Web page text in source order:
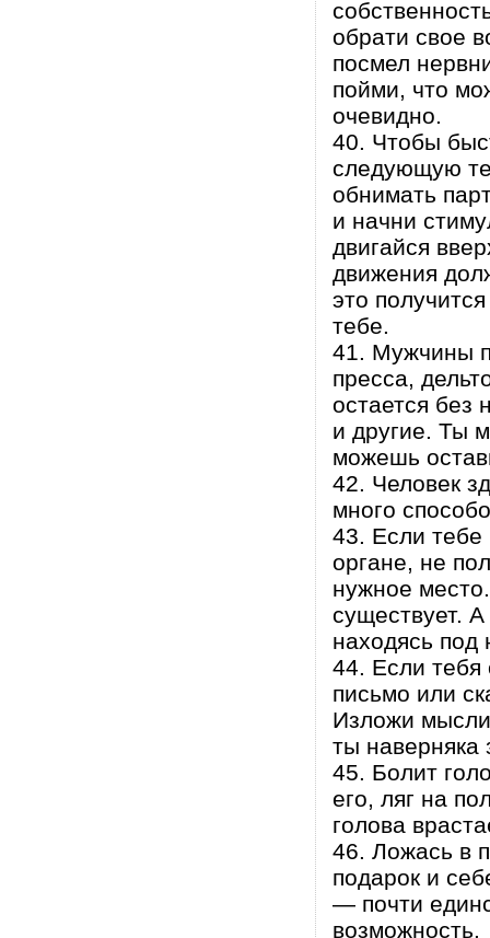
обрати свое
посмел
пойми, что
очевидно.
40. Чтобы
следующую
обнимать
и начни
двигайся
движения
это
тебе.
41. Мужчины
пресса,
остается
и другие. Ты
можешь
42. Человек
много
43. Если тебе
органе, не
нужное
существует.
находясь под
44. Если тебя
письмо или
Изложи
ты наверняка
45. Болит
его, ляг на
голова
46. Ложась в
подарок и
— почти
возможность.